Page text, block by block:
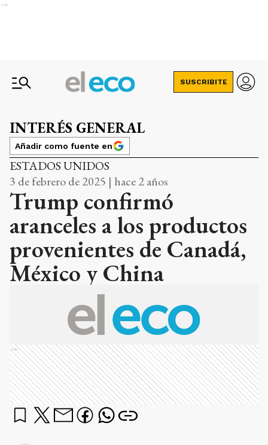
Ads
SUSCRIBITE
INTERÉS GENERAL
Añadir como fuente en
ESTADOS UNIDOS
3 de febrero de 2025 | hace 2 años
Trump confirmó
aranceles a los productos
provenientes de Canadá,
México y China
Ads